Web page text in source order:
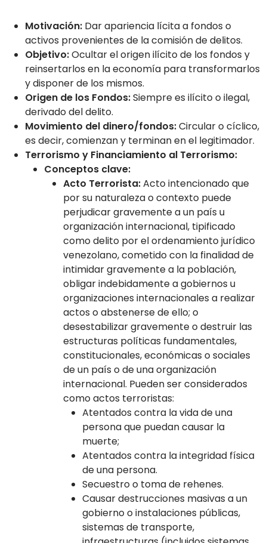
Motivación: Dar apariencia lícita a fondos o
activos provenientes de la comisión de delitos.
Objetivo:Ocultar el origen ilícito de los fondos y
reinsertarlos en la economía para transformarlos
y disponer de los mismos.
Origen de los Fondos:Siempre es ilícito o ilegal,
derivado del delito.
Movimiento del dinero/fondos:Circular o cíclico,
es decir, comienzan y terminan en el legitimador.
Terrorismo y Financiamiento al Terrorismo:
Conceptos clave:
Acto Terrorista:Acto intencionado que
por su naturaleza o contexto puede
perjudicar gravemente a un país u
organización internacional, tipificado
como delito por el ordenamiento jurídico
venezolano, cometido con la finalidad de
intimidar gravemente a la población,
obligar indebidamente a gobiernos u
organizaciones internacionales a realizar
actos o abstenerse de ello; o
desestabilizar gravemente o destruir las
estructuras políticas fundamentales,
constitucionales, económicas o sociales
de un país o de una organización
internacional. Pueden ser considerados
como actos terroristas:
Atentados contra la vida de una
persona que puedan causar la
muerte;
Atentados contra la integridad física
de una persona.
Secuestro o toma de rehenes.
Causar destrucciones masivas a un
gobierno o instalaciones públicas,
sistemas de transporte,